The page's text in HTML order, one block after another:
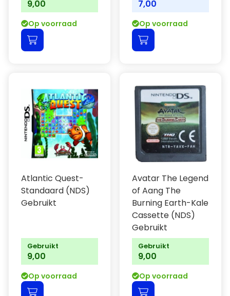
9,00
Op voorraad
7,00
Op voorraad
Atlantic Quest-
Standaard (NDS)
Gebruikt
Gebruikt
9,00
Op voorraad
Avatar The Legend
of Aang The
Burning Earth-Kale
Cassette (NDS)
Gebruikt
Gebruikt
9,00
Op voorraad